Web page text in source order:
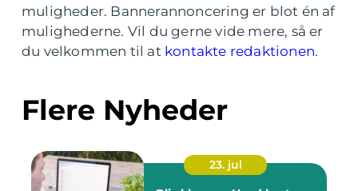
muligheder. Bannerannoncering er blot én af
mulighederne. Vil du gerne vide mere, så er
du velkommen til at kontakte redaktionen.
Flere Nyheder
23. jul